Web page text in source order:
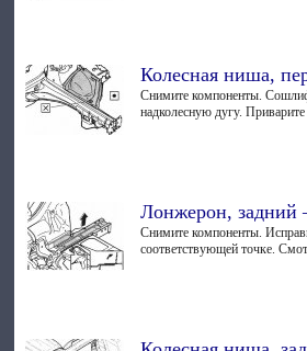
Колесная ниша,
Снимите компоненты.
надколесную дугу.
Лонжерон, задний
Снимите компоненты.
соответствующей точке.